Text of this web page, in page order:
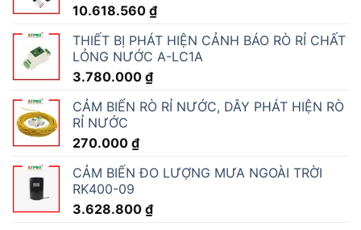
10.618.560 ₫
THIẾT BỊ PHÁT HIỆN CẢNH BÁO RÒ RỈ CHẤT
LỎNG NƯỚC A-LC1A
3.780.000 ₫
CẢM BIẾN RÒ RỈ NƯỚC, DÂY PHÁT HIỆN RÒ
RỈ NƯỚC
270.000 ₫
CẢM BIẾN ĐO LƯỢNG MƯA NGOÀI TRỜI
RK400-09
3.628.800 ₫